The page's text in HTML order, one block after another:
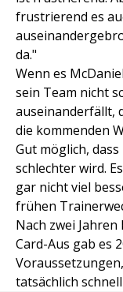
frustrierend es
da."
Wenn es
sein Team nicht
auseinanderfällt,
die kommenden
Gut möglich,
schlechter wird.
gar nicht viel
frühen
Nach zwei
Card-Aus gab es
tatsächlich